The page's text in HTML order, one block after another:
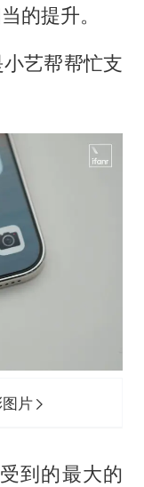
的提升。
艺帮帮忙支
片
到的最大的